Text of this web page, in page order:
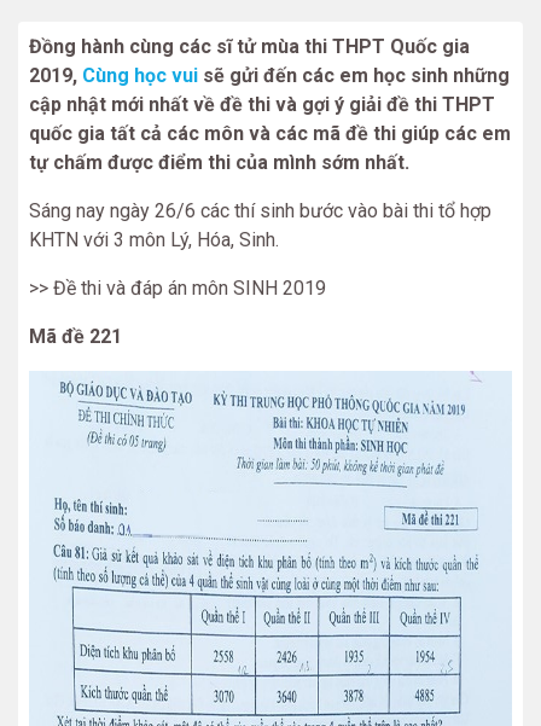
Đồng hành cùng các sĩ tử mùa thi THPT Quốc gia
2019, Cùng học vui sẽ gửi đến các em học sinh những
cập nhật mới nhất về đề thi và gợi ý giải đề thi THPT
quốc gia tất cả các môn và các mã đề thi giúp các em
tự chấm được điểm thi của mình sớm nhất.
Sáng nay ngày 26/6 các thí sinh bước vào bài thi tổ hợp
KHTN với 3 môn Lý, Hóa, Sinh.
>> Đề thi và đáp án môn SINH 2019
Mã đề 221